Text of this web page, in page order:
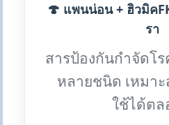
🍄 แพนน่อน + ฮิวมิค
รา
สารป้องกันกำจัดโ
หลายชนิด เหมา
ใช้ได้ต